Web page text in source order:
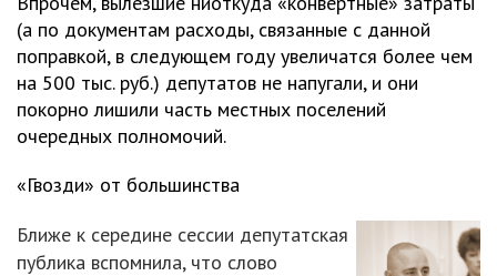
(а по документам расходы, связанные с данной
поправкой, в следующем году увеличатся более чем
на 500 тыс. руб.) депутатов не напугали, и они
покорно лишили часть местных поселений
очередных полномочий.
«Гвозди» от большинства
Ближе к середине сессии депутатская
публика вспомнила, что слово